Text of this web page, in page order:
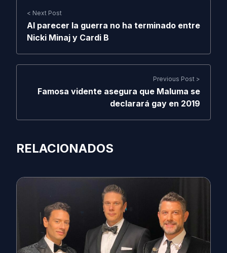
< Next Post
Al parecer la guerra no ha terminado entre
Nicki Minaj y Cardi B
Previous Post >
Famosa vidente asegura que Maluma se
declarará gay en 2019
RELACIONADOS